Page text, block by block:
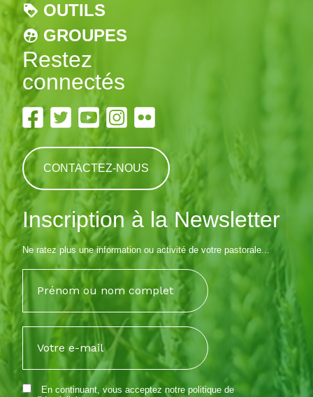
OUTILS
GROUPES
Restez
connectés
CONTACTEZ-NOUS
Inscription à la Newsletter
Ne ratez plus une information ou activité de votre pastorale...
En continuant, vous acceptez notre politique de